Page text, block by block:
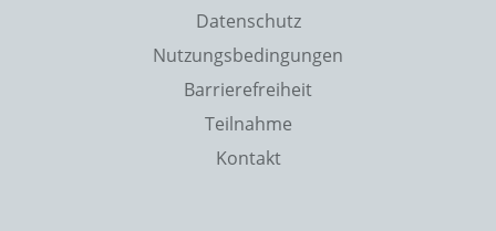
Datenschutz
Nutzungsbedingungen
Barrierefreiheit
Teilnahme
Kontakt